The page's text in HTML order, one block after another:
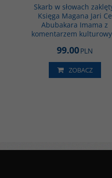
Skarb w słowach
Księga Magana Jari Ce
Abubakara Imama z
komentarzem
99.00PLN
ZOBACZ